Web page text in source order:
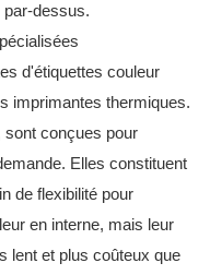
par-dessus.
d'étiquettes couleur
imprimantes thermiques.
conçues pour
Elles constituent
de flexibilité pour
en interne, mais leur
lent et plus coûteux que